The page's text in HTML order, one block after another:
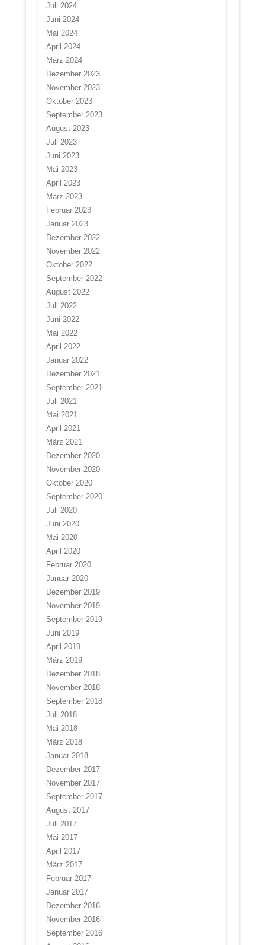
Juli 2024
Juni 2024
Mai 2024
April 2024
März 2024
Dezember 2023
November 2023
Oktober 2023
September 2023
August 2023
Juli 2023
Juni 2023
Mai 2023
April 2023
März 2023
Februar 2023
Januar 2023
Dezember 2022
November 2022
Oktober 2022
September 2022
August 2022
Juli 2022
Juni 2022
Mai 2022
April 2022
Januar 2022
Dezember 2021
September 2021
Juli 2021
Mai 2021
April 2021
März 2021
Dezember 2020
November 2020
Oktober 2020
September 2020
Juli 2020
Juni 2020
Mai 2020
April 2020
Februar 2020
Januar 2020
Dezember 2019
November 2019
September 2019
Juni 2019
April 2019
März 2019
Dezember 2018
November 2018
September 2018
Juli 2018
Mai 2018
März 2018
Januar 2018
Dezember 2017
November 2017
September 2017
August 2017
Juli 2017
Mai 2017
April 2017
März 2017
Februar 2017
Januar 2017
Dezember 2016
November 2016
September 2016